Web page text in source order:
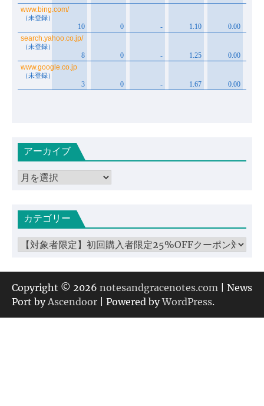
アーカイブ
ア
イカテゴリー
ゴ
リ
ー
Copyright © 2026 notesandgracenotes.com | News
Port byAscendoor | Powered byWordPress.